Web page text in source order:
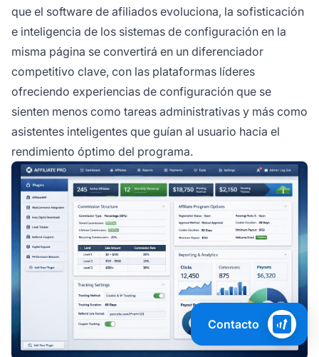
que el software de afiliados evoluciona, la sofisticación
e inteligencia de los sistemas de configuración en la
misma página se convertirá en un diferenciador
competitivo clave, con las plataformas líderes
ofreciendo experiencias de configuración que se
sienten menos como tareas administrativas y más como
asistentes inteligentes que guían al usuario hacia el
rendimiento óptimo del programa.
Contacto